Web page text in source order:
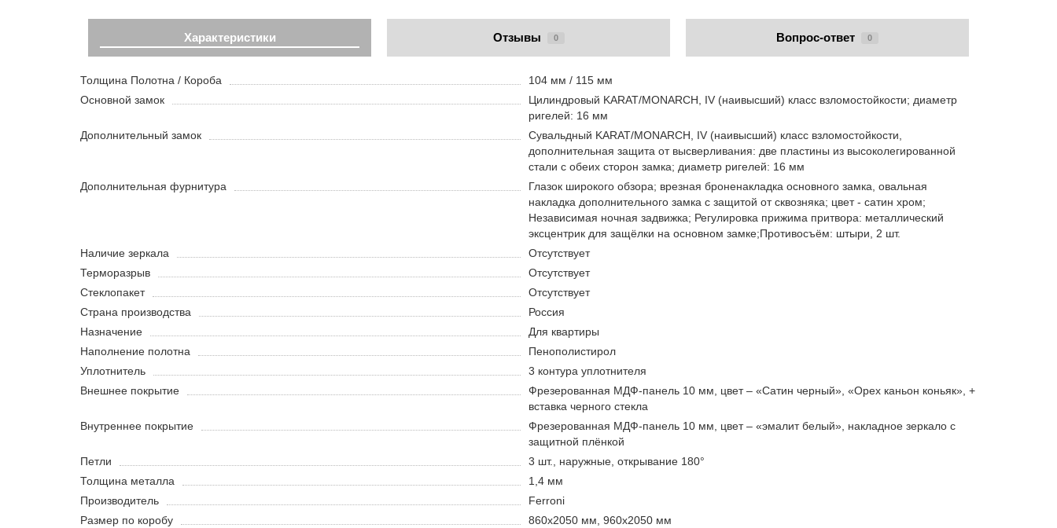
Характеристики Отзывы 0 Вопрос-ответ 0
Толщина Полотна / Короба
104 мм / 115 мм
Основной замок
Цилиндровый KARAT/MONARCH, IV (наивысший) класс взломостойкости; диаметр
ригелей: 16 мм
Дополнительный замок
Сувальдный KARAT/MONARCH, IV (наивысший) класс взломостойкости,
дополнительная защита от высверливания: две пластины из высоколегированной
стали с обеих сторон замка; диаметр ригелей: 16 мм
Дополнительная фурнитура
Глазок широкого обзора; врезная броненакладка основного замка, овальная
накладка дополнительного замка с защитой от сквозняка; цвет - сатин хром;
Независимая ночная задвижка; Регулировка прижима притвора: металлический
эксцентрик для защёлки на основном замке;Противосъём: штыри, 2 шт.
Наличие зеркала
Отсутствует
Терморазрыв
Отсутствует
Стеклопакет
Отсутствует
Страна производства
Россия
Назначение
Для квартиры
Наполнение полотна
Пенополистирол
Уплотнитель
3 контура уплотнителя
Внешнее покрытие
Фрезерованная МДФ-панель 10 мм, цвет – «Сатин черный», «Орех каньон коньяк», +
вставка черного стекла
Внутреннее покрытие
Фрезерованная МДФ-панель 10 мм, цвет – «эмалит белый», накладное зеркало с
защитной плёнкой
Петли
3 шт., наружные, открывание 180°
Толщина металла
1,4 мм
Производитель
Ferroni
Размер по коробу
860х2050 мм, 960х2050 мм